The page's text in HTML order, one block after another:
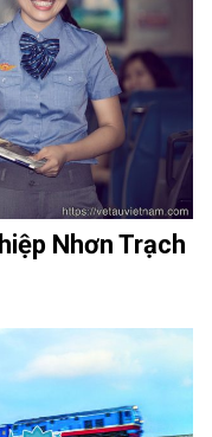
Nhơn Trạch